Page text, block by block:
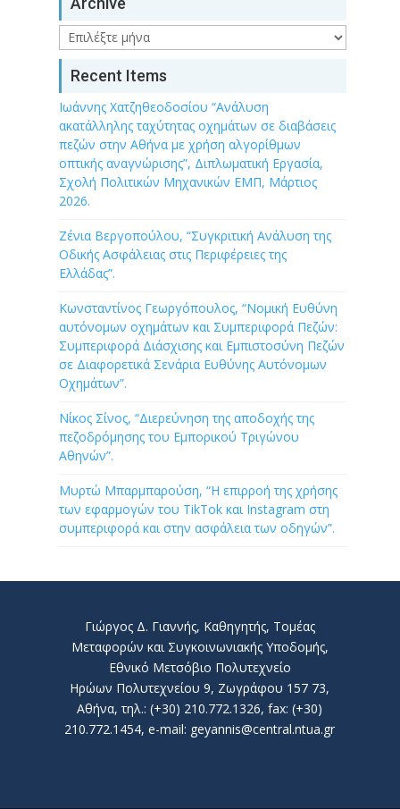
Archive
Recent Items
Ιωάννης Χατζηθεοδοσίου “Ανάλυση
ακατάλληλης ταχύτητας οχημάτων σε διαβάσεις
πεζών στην Αθήνα με χρήση αλγορίθμων
οπτικής αναγνώρισης”, Διπλωματική Εργασία,
Σχολή Πολιτικών Μηχανικών ΕΜΠ, Μάρτιος
2026.
Ζένια Βεργοπούλου, “Συγκριτική Ανάλυση της
Οδικής Ασφάλειας στις Περιφέρειες της
Ελλάδας”.
Κωνσταντίνος Γεωργόπουλος, “Νομική Ευθύνη
αυτόνομων οχημάτων και Συμπεριφορά Πεζών:
Συμπεριφορά Διάσχισης και Εμπιστοσύνη Πεζών
σε Διαφορετικά Σενάρια Ευθύνης Αυτόνομων
Οχημάτων”.
Νίκος Σίνος, “Διερεύνηση της αποδοχής της
πεζοδρόμησης του Εμπορικού Τριγώνου
Αθηνών”.
Μυρτώ Μπαρμπαρούση, “Η επιρροή της χρήσης
των εφαρμογών του TikTok και Instagram στη
συμπεριφορά και στην ασφάλεια των οδηγών”.
Γιώργος Δ. Γιαννής, Καθηγητής, Τομέας
Μεταφορών και Συγκοινωνιακής Υποδομής,
Εθνικό Μετσόβιο Πολυτεχνείο
Ηρώων Πολυτεχνείου 9, Ζωγράφου 157 73,
Αθήνα, τηλ.: (+30) 210.772.1326, fax: (+30)
210.772.1454, e-mail: geyannis@central.ntua.gr